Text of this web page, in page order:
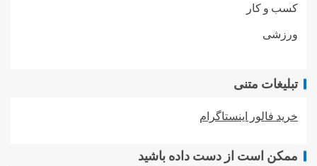
کسب و کار
ورزشی
تبلیغات متنی
خرید فالور اینستاگرام
ممکن است از دست داده باشید